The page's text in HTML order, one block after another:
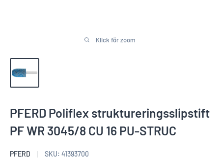
Klick för zoom
PFERD Poliflex struktureringsslipstift
PF WR 3045/8 CU 16 PU-STRUC
PFERD SKU: 41393700